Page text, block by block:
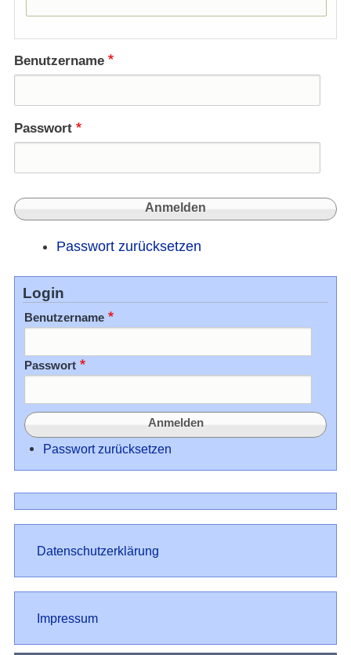
Benutzername
Passwort
Passwort zurücksetzen
Login
Benutzername
Passwort
Passwort zurücksetzen
Datenschutz
Datenschutzerklärung
Impressum
Impressum